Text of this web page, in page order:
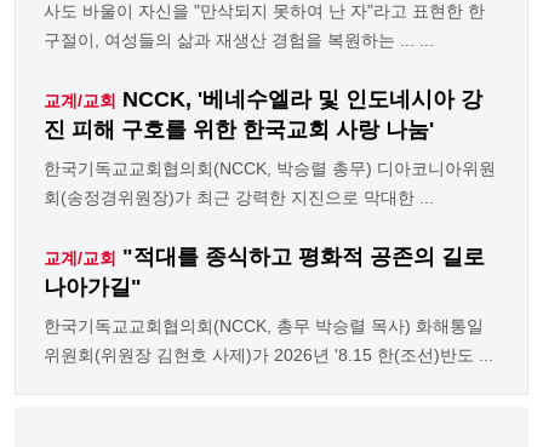
사도 바울이 자신을 "만삭되지 못하여 난 자"라고 표현한 한
구절이, 여성들의 삶과 재생산 경험을 복원하는 ... ...
교계/교회 NCCK, '베네수엘라 및 인도네시아 강
진 피해 구호를 위한 한국교회 사랑 나눔'
한국기독교교회협의회(NCCK, 박승렬 총무) 디아코니아위원
회(송정경위원장)가 최근 강력한 지진으로 막대한 ...
교계/교회 "적대를 종식하고 평화적 공존의 길로
나아가길"
한국기독교교회협의회(NCCK, 총무 박승렬 목사) 화해통일
위원회(위원장 김현호 사제)가 2026년 '8.15 한(조선)반도 ...